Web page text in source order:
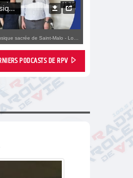
Saint-Malo - Louis Castelain - Semaine du Stabat Mater Vivaldi
PODCASTS DE RPV